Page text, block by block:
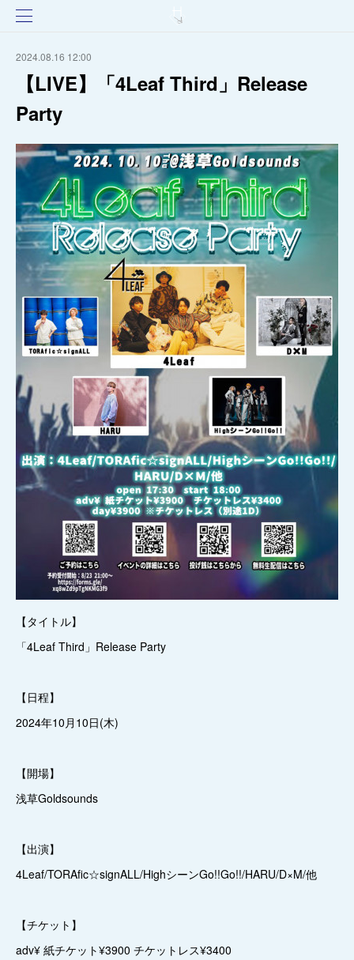
2024.08.16 12:00
【LIVE】「4Leaf Third」Release
Party
【タイトル】
「4Leaf Third」Release Party
【日程】
2024年10月10日(木)
【開場】
浅草Goldsounds
【出演】
4Leaf/TORAfic☆signALL/HighシーンGo!!Go!!/HARU/D×M/他
【チケット】
adv¥ 紙チケット¥3900 チケットレス¥3400